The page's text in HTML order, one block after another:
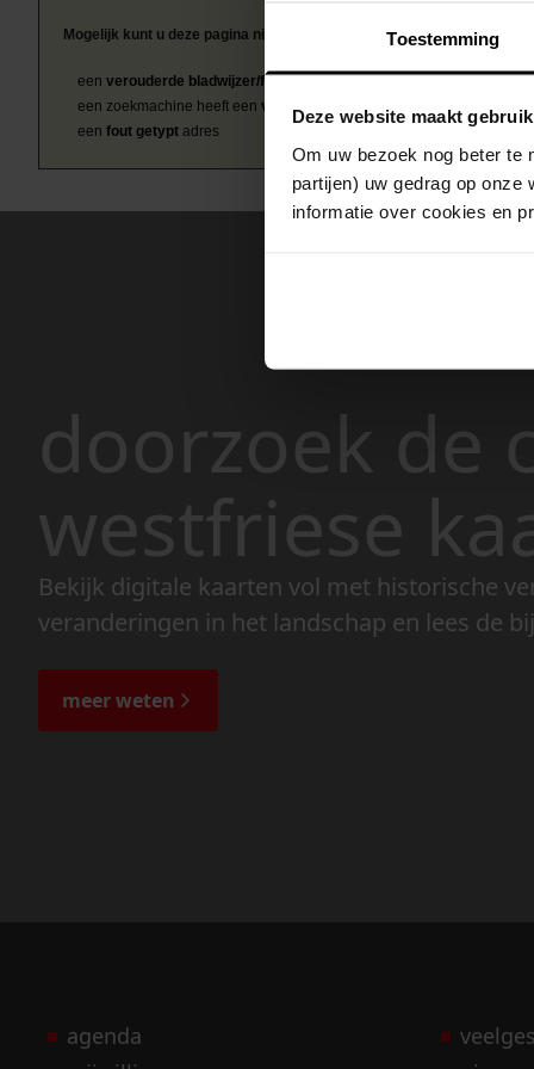
Toestemming
Deze website maakt
Om uw bezoek nog beter te
partijen) uw gedrag op
informatie over cookies en
Mogelijk kunt u deze pagina niet bezoeken door:
een verouderde bladwijzer/favoriet
een zoekmachine heeft een verouderde lijst van de website
een fout getypt adres
doorzoek de
westfriese
Bekijk digitale kaarten vol met historische
veranderingen in het landschap en lees de
meer weten
agenda